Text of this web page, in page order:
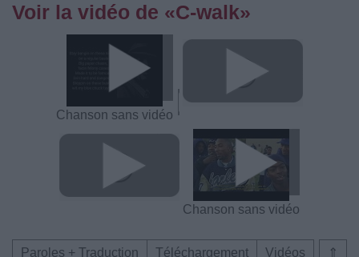
Voir la vidéo de «C-walk»
Chanson sans vidéo
Chanson sans vidéo
⇑
Paroles + Traduction Téléchargement Vidéos